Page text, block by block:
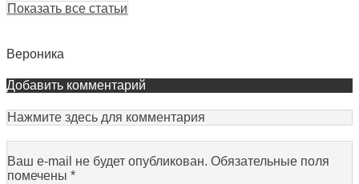
Показать все статьи
Вероника
Добавить комментарий
Нажмите здесь для комментария
Ваш e-mail не будет опубликован. Обязательные поля
помечены *